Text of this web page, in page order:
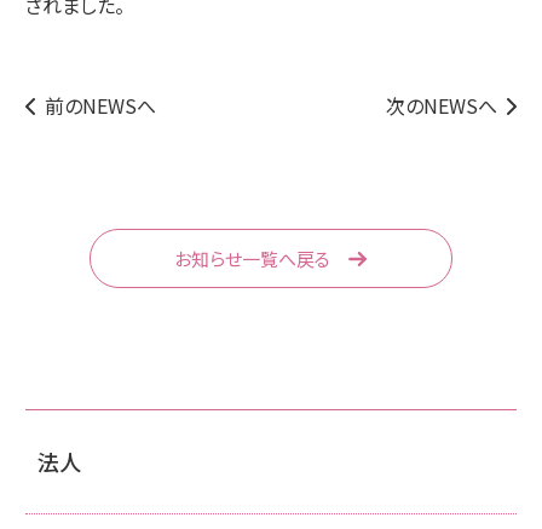
前のNEWSへ 次のNEWSへ
お知らせ一覧へ戻る
法人